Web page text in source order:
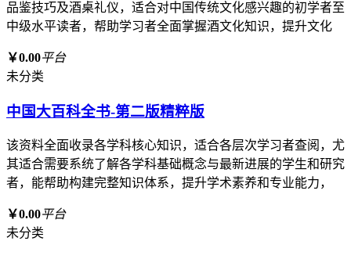
品鉴技巧及酒桌礼仪，适合对中国传统文化感兴趣的初学者至
中级水平读者，帮助学习者全面掌握酒文化知识，提升文化
￥0.00平台
未分类
中国大百科全书-第二版精粹版
该资料全面收录各学科核心知识，适合各层次学习者查阅，尤
其适合需要系统了解各学科基础概念与最新进展的学生和研究
者，能帮助构建完整知识体系，提升学术素养和专业能力，
￥0.00平台
未分类